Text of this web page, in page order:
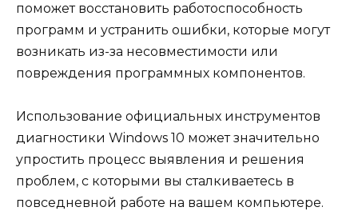
поможет восстановить работоспособность
программ и устранить ошибки, которые могут
возникать из-за несовместимости или
повреждения программных компонентов.
Использование официальных инструментов
диагностики Windows 10 может значительно
упростить процесс выявления и решения
проблем, с которыми вы сталкиваетесь в
повседневной работе на вашем компьютере.